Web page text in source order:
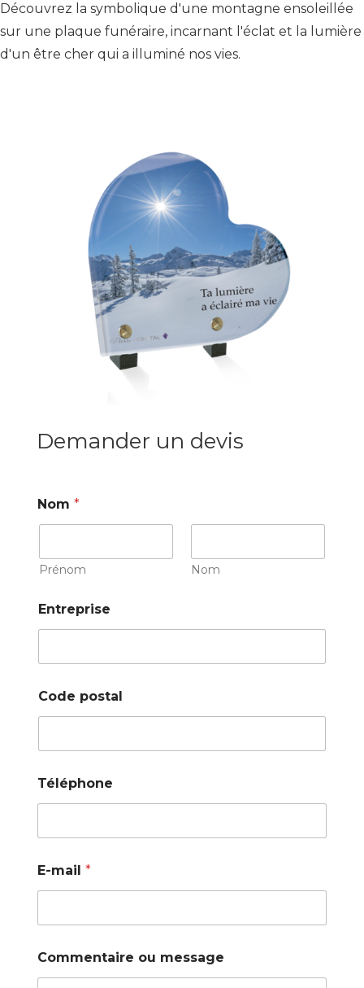
Découvrez la symbolique d'une montagne ensoleillée
sur une plaque funéraire, incarnant l'éclat et la lumière
d'un être cher qui a illuminé nos vies.
Demander un devis
Nom *
Prénom Nom
Entreprise
Code postal
Téléphone
E-mail *
Commentaire ou message